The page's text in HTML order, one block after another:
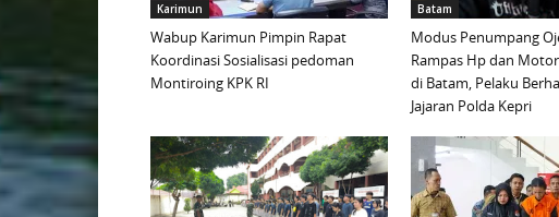
Karimun
Wabup Karimun Pimpin Rapat
Koordinasi Sosialisasi pedoman
Montiroing KPK RI
Batam
Modus Penumpang
Rampas Hp dan
di Batam, Pelaku
Jajaran Polda Kepri